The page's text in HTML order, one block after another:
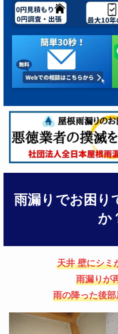
雨漏りでお困り
か
天井 壁にシミ
雨漏りが
雨の降った後